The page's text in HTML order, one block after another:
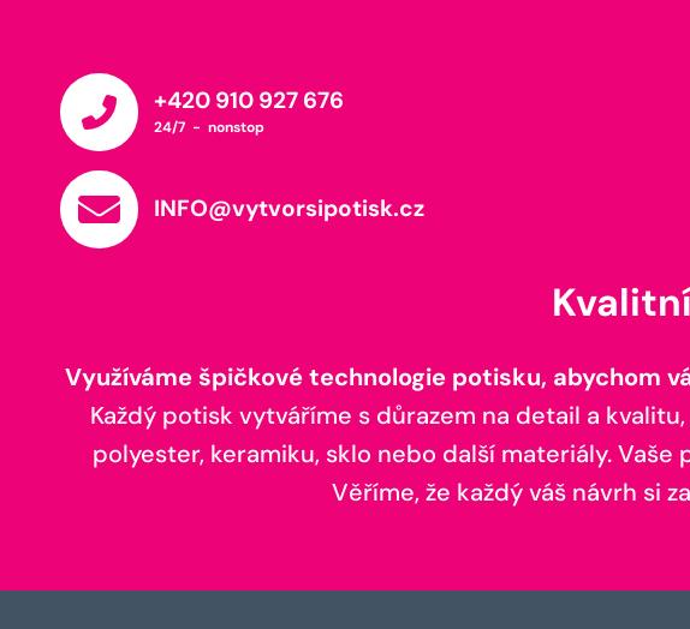
+420 910 927 676
24/7 - nonstop
INFO@vytvorsipotisk.cz
Využíváme špičkové technologie potisku, abychom
Každý potisk vytváříme s důrazem na detail a
polyester, keramiku, sklo nebo další materiály.
Věříme, že každý váš návrh si